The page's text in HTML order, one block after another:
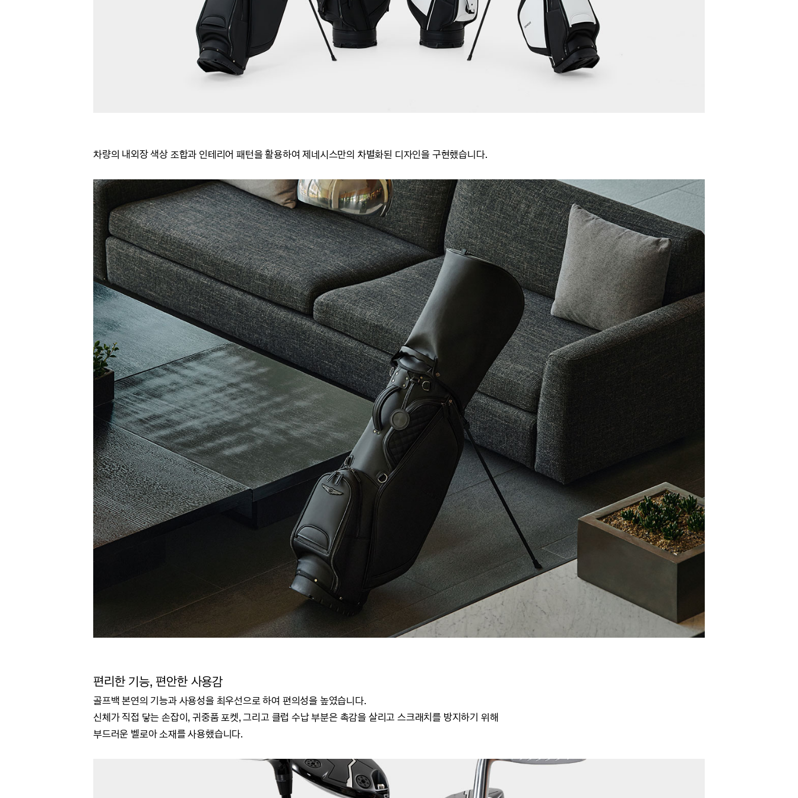
차량의 내외장 색상 조합과 인테리어 패턴을 활용하여 제네시스만의 차별화된 디자인을 구현했습니다.
편리한 기능, 편안한 사용감
골프백 본연의 기능과 사용성을 최우선으로 하여 편의성을 높였습니다.
신체가 직접 닿는 손잡이,귀중품 포켓, 그리고 클럽 수납 부분은 촉감을 살리고 스크래치를 방지하기 위해
부드러운 벨로아 소재를 사용했습니다.